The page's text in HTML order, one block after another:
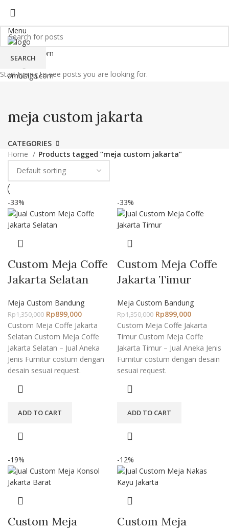
Menu
meja custom jakarta
CATEGORIES
Home
Products tagged “meja custom jakarta”
-33%
Custom Meja Coffe
Jakarta Selatan
Meja Custom Bandung
Rp1,350,000 Rp899,000
Custom Meja Coffe Jakarta
Selatan Custom Meja Coffe
Jakarta Selatan – Jual Aneka
Jenis Furnitur costum dengan
desain sesuai request.
ADD TO CART
-33%
Custom Meja Coffe
Jakarta Timur
Meja Custom Bandung
Rp1,350,000 Rp899,000
Custom Meja Coffe Jakarta
Timur Custom Meja Coffe
Jakarta Timur – Jual Aneka Jenis
Furnitur costum dengan desain
sesuai request.
ADD TO CART
-19%
Custom Meja
-12%
Custom Meja
SEARCH
Start typing to see posts you are looking for.